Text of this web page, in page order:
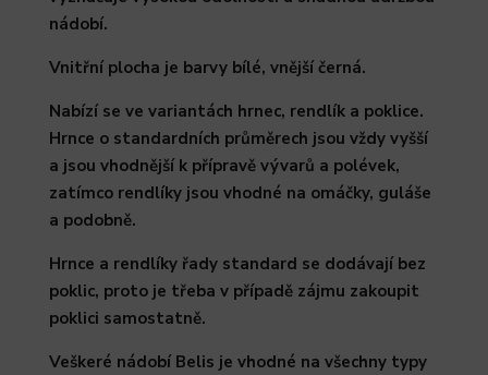
nádobí.
Vnitřní plocha je barvy bílé, vnější černá.
Nabízí se ve variantách hrnec, rendlík a poklice.
Hrnce o standardních průměrech jsou vždy vyšší
a jsou vhodnější k přípravě vývarů a polévek,
zatímco rendlíky jsou vhodné na omáčky, guláše
a podobně.
Hrnce a rendlíky řady standard se dodávají bez
poklic, proto je třeba v případě zájmu zakoupit
poklici samostatně.
Veškeré nádobí Belis je vhodné na všechny typy